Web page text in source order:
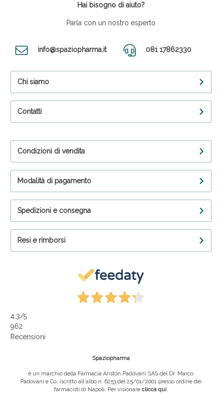
Hai bisogno di aiuto?
Parla con un nostro esperto
info@spaziopharma.it 081 17862330
Chi siamo
Contatti
Condizioni di vendita
Modalità di pagamento
Spedizioni e consegna
Resi e rimborsi
4,3/5
962
Recensioni
Spaziopharma
è un marchio della Farmacia Ariston Padovani SAS del Dr. Marco
Padovani e Co, iscritto all'albo n. 6253 del 25/01/2001 presso ordine dei
farmacisti di Napoli. Per visionare clicca qui.